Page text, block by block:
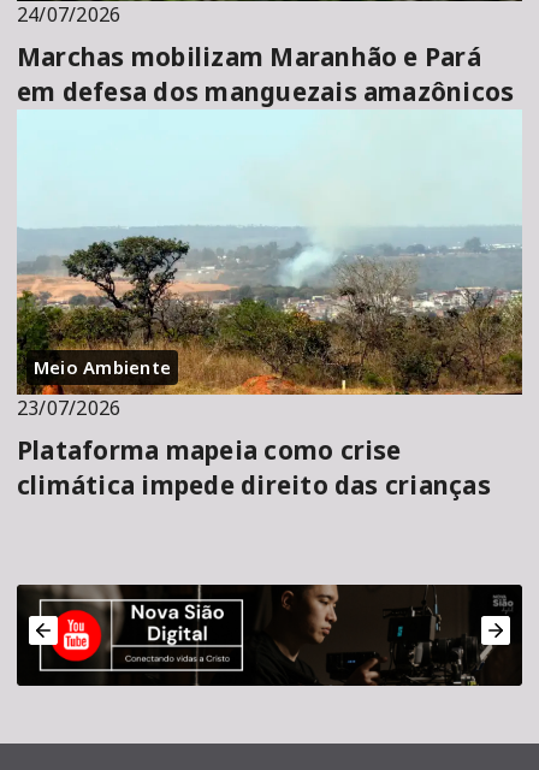
24/07/2026
Marchas mobilizam Maranhão e Pará
em defesa dos manguezais amazônicos
Meio Ambiente
23/07/2026
Plataforma mapeia como crise
climática impede direito das crianças